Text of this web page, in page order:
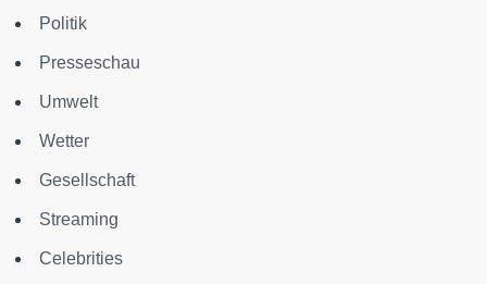
Politik
Presseschau
Umwelt
Wetter
Gesellschaft
Streaming
Celebrities